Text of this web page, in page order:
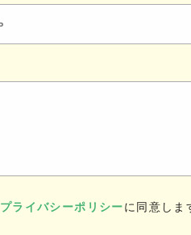
プライバシーポリシーに同意しま